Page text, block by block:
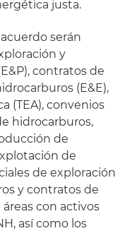
justa.
serán
y
contratos de
(E&E),
(TEA), convenios
hidrocarburos,
de
de
de exploración
y contratos de
con activos
así como los